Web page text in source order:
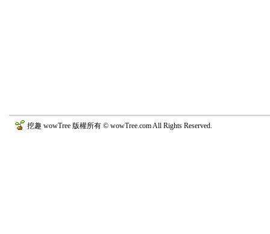
挖趣 wowTree 版權所有 © wowTree.com All Rights Reserved.